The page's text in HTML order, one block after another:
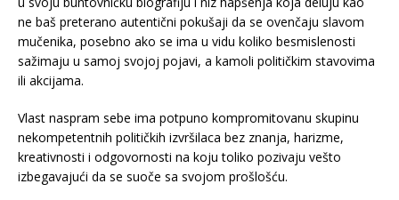
ne baš preterano autentični pokušaji da se ovenčaju slavom
mučenika, posebno ako se ima u vidu koliko besmislenosti
sažimaju u samoj svojoj pojavi, a kamoli političkim stavovima
ili akcijama.
Vlast naspram sebe ima potpuno kompromitovanu skupinu
nekompetentnih političkih izvršilaca bez znanja, harizme,
kreativnosti i odgovornosti na koju toliko pozivaju vešto
izbegavajući da se suoče sa svojom prošlošću.